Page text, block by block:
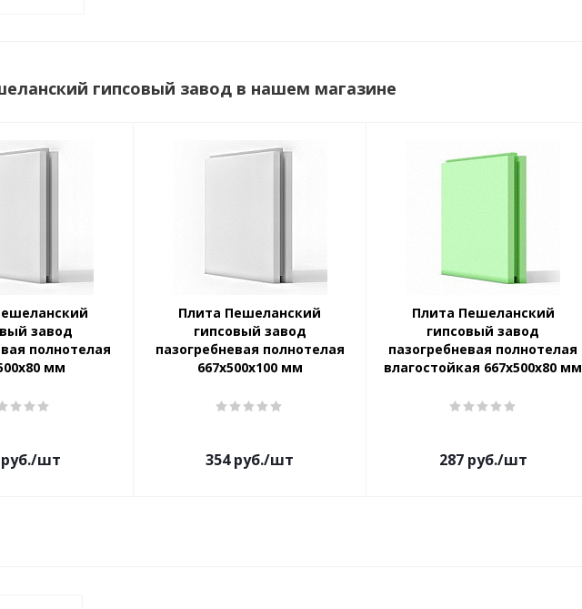
гипсовый завод в нашем магазине
завод
полнотелая
мм
руб./шт
Плита Пешеланский
гипсовый завод
пазогребневая полнотелая
667х500х100 мм
354руб./шт
Плита Пешеланский
гипсовый завод
пазогребневая полнотелая
влагостойкая 667х500х80 мм
287руб./шт